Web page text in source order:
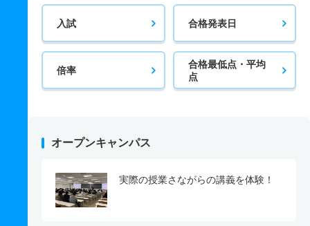
入試 合格発表日
倍率
合格最低点・平均
点
オープンキャンパス
実際の授業さながらの講義を体験！